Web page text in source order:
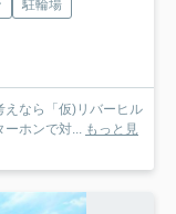
駐輪場
えなら「仮)リバーヒル
ホンで対...
もっと見